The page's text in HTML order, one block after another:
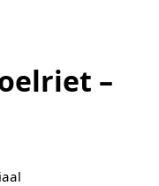
–
tot € 60,00